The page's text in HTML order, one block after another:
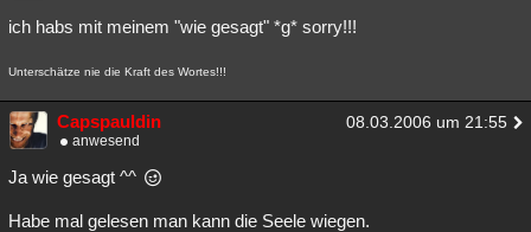
ich habs mit meinem "wie gesagt" *g* sorry!!!
Unterschätze nie die Kraft des Wortes!!!
Capspauldin 08.03.2006 um 21:55
anwesend
Ja wie gesagt ^^
Habe mal gelesen man kann die Seele wiegen.